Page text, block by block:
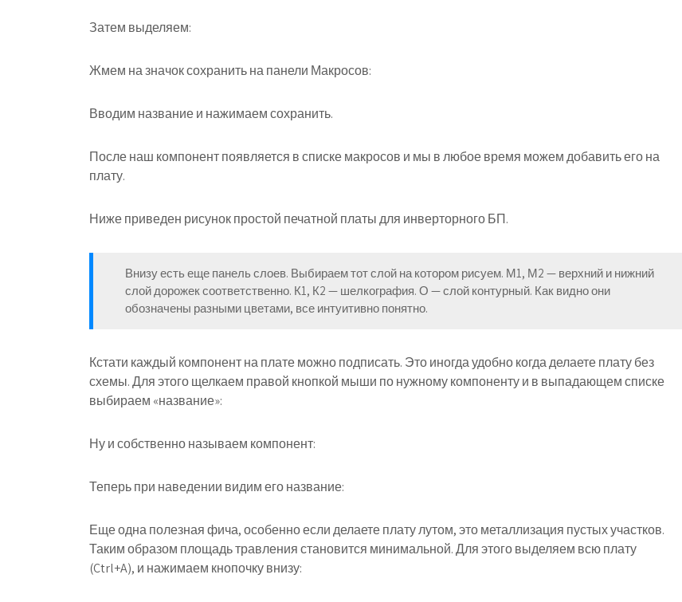
Затем выделяем:
Жмем на значок сохранить на панели Макросов:
Вводим название и нажимаем сохранить.
После наш компонент появляется в списке макросов и мы в любое время можем добавить его на
плату.
Ниже приведен рисунок простой печатной платы для инверторного БП.
Внизу есть еще панель слоев. Выбираем тот слой на котором рисуем. М1, М2 — верхний и нижний
слой дорожек соответственно. К1, К2 — шелкография. О — слой контурный. Как видно они
обозначены разными цветами, все интуитивно понятно.
Кстати каждый компонент на плате можно подписать. Это иногда удобно когда делаете плату без
схемы. Для этого щелкаем правой кнопкой мыши по нужному компоненту и в выпадающем списке
выбираем «название»:
Ну и собственно называем компонент:
Теперь при наведении видим его название:
Еще одна полезная фича, особенно если делаете плату лутом, это металлизация пустых участков.
Таким образом площадь травления становится минимальной. Для этого выделяем всю плату
(Ctrl+A), и нажимаем кнопочку внизу: